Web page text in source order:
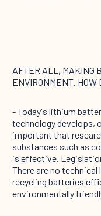
AFTER ALL, MAKING
ENVIRONMENT. HOW
- Today's lithium
technology develops,
important that
substances such as
is effective.
There are no
recycling batteries
environmentally